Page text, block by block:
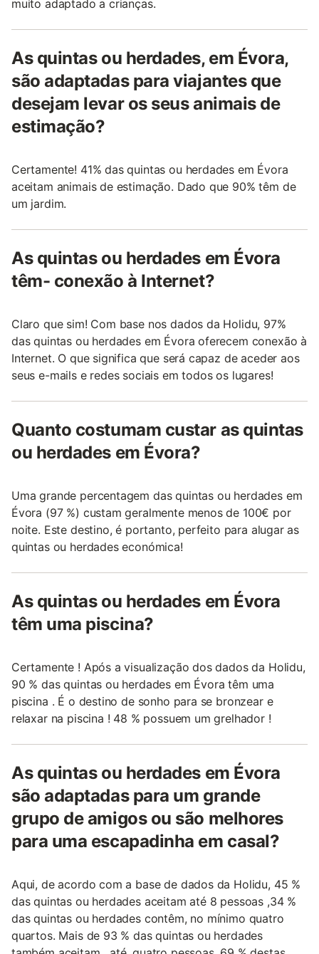
muito adaptado a crianças.
As quintas ou herdades, em Évora,
são adaptadas para viajantes que
desejam levar os seus animais de
estimação?
Certamente! 41% das quintas ou herdades em Évora
aceitam animais de estimação. Dado que 90% têm de
um jardim.
As quintas ou herdades em Évora
têm- conexão à Internet?
Claro que sim! Com base nos dados da Holidu, 97%
das quintas ou herdades em Évora oferecem conexão à
Internet. O que significa que será capaz de aceder aos
seus e-mails e redes sociais em todos os lugares!
Quanto costumam custar as quintas
ou herdades em Évora?
Uma grande percentagem das quintas ou herdades em
Évora (97 %) custam geralmente menos de 100€ por
noite. Este destino, é portanto, perfeito para alugar as
quintas ou herdades económica!
As quintas ou herdades em Évora
têm uma piscina?
Certamente ! Após a visualização dos dados da Holidu,
90 % das quintas ou herdades em Évora têm uma
piscina . É o destino de sonho para se bronzear e
relaxar na piscina ! 48 % possuem um grelhador !
As quintas ou herdades em Évora
são adaptadas para um grande
grupo de amigos ou são melhores
para uma escapadinha em casal?
Aqui, de acordo com a base de dados da Holidu, 45 %
das quintas ou herdades aceitam até 8 pessoas ,34 %
das quintas ou herdades contêm, no mínimo quatro
quartos. Mais de 93 % das quintas ou herdades